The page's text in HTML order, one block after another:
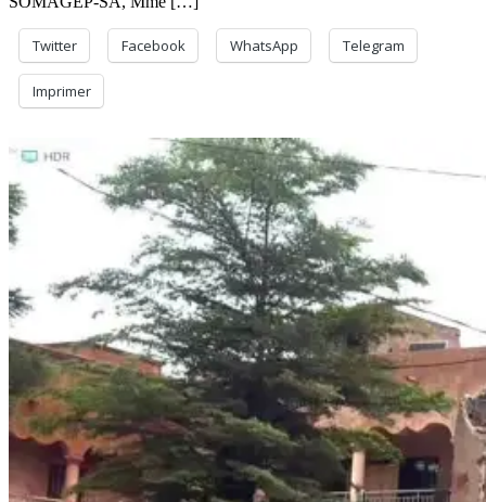
féminin
Twitter Facebook WhatsApp Telegram
Imprimer